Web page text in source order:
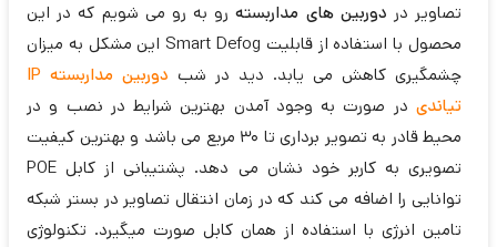
تصاویر در دوربین های مداربستهرو به رو می شویم که در این
محصول با استفاده از قابلیت Smart Defog این مشکل به میزان
چشمگیری کاهش می یابد. دید در شب
دوربین مداربسته IP
تیاندی در صورت به وجود آمدن بهترین شرایط در نصب و در
محیط قادر به تصویر برداری تا 30 مربع می باشد و بهترین کیفیت
تصویری به کاربر خود نشان می دهد. پشتیبانی از کابل POE
توانایی را اضافه می کند که در زمان انتقال تصاویر در بستر شبکه
تامین انرژی با استفاده از همان کابل صورت میگیرد. تکنولوژی